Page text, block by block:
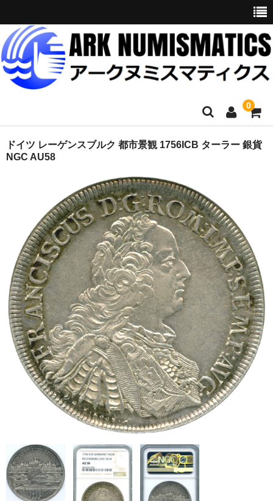
0
ホーム
委託販売
購入代行
オークション入札代行
ブログ
会社概要
ドイツ レーゲンスブルク 都市景観 1756ICB ターラー 銀貨
NGC AU58